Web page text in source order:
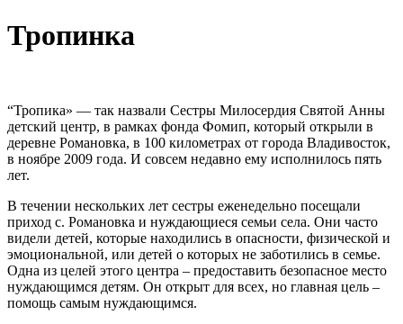
Тропинка
“Тропика» — так назвали Сестры Милосердия Святой Анны
детский центр, в рамках фонда Фомип, который открыли в
деревне Романовка, в 100 километрах от города Владивосток,
в ноябре 2009 года. И совсем недавно ему исполнилось пять
лет.
В течении нескольких лет сестры еженедельно посещали
приход с. Романовка и нуждающиеся семьи села. Они часто
видели детей, которые находились в опасности, физической и
эмоциональной, или детей о которых не заботились в семье.
Одна из целей этого центра – предоставить безопасное место
нуждающимся детям. Он открыт для всех, но главная цель –
помощь самым нуждающимся.